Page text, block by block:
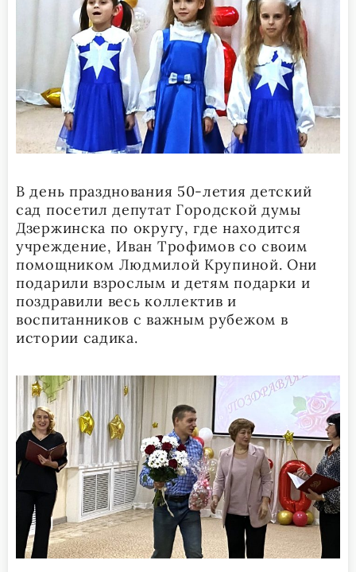
В день празднования 50-летия детский
сад посетил депутат Городской думы
Дзержинска по округу, где находится
учреждение, Иван Трофимов со своим
помощником Людмилой Крупиной. Они
подарили взрослым и детям подарки и
поздравили весь коллектив и
воспитанников с важным рубежом в
истории садика.